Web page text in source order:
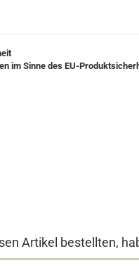
im Sinne des EU-
Artikel bestellten,